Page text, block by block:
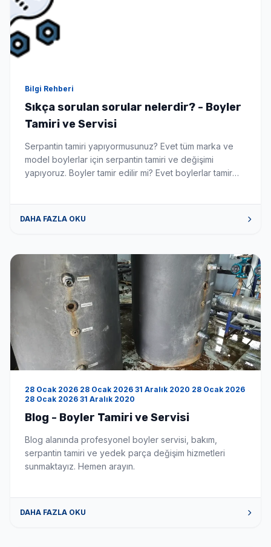
Bilgi Rehberi
Sıkça sorulan sorular nelerdir? - Boyler
Tamiri ve Servisi
Serpantin tamiri yapıyormusunuz? Evet tüm marka ve
model boylerlar için serpantin tamiri ve değişimi
yapıyoruz. Boyler tamir edilir mi? Evet boylerlar tamir
DAHA FAZLA OKU
28 Ocak 2026 28 Ocak 2026 31 Aralık 2020 28 Ocak 2026
28 Ocak 2026 31 Aralık 2020
Blog - Boyler Tamiri ve Servisi
Blog alanında profesyonel boyler servisi, bakım,
serpantin tamiri ve yedek parça değişim hizmetleri
sunmaktayız. Hemen arayın.
DAHA FAZLA OKU